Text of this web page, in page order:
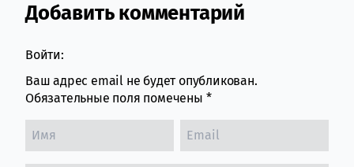
Comment section
Добавить комментарий
Войти:
Ваш адрес email не будет опубликован.
Обязательные поля помечены *